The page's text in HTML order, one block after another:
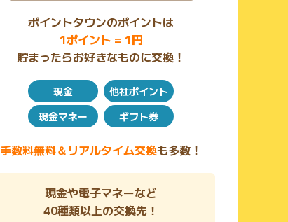
ポイントタウンのポイントは
1ポイント = 1円
貯まったらお好きなものに交換！
現金
他社ポイント
現金マネー
ギフト券
手数料無料＆リアルタイム交換も多数！
現金や電子マネーなど
40種類以上の交換先！